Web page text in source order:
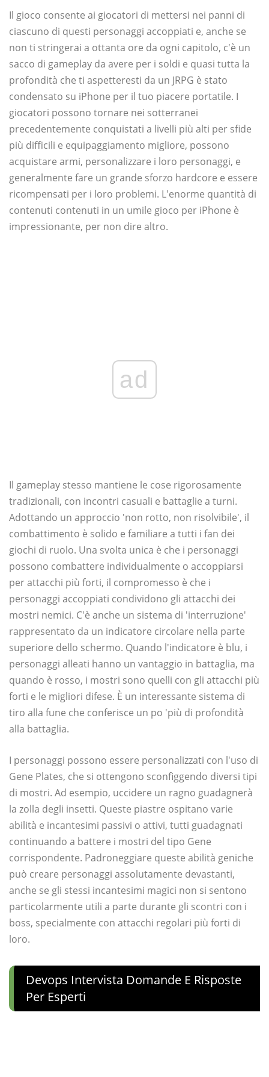
Il gioco consente ai giocatori di mettersi nei panni di
ciascuno di questi personaggi accoppiati e, anche se
non ti stringerai a ottanta ore da ogni capitolo, c'è un
sacco di gameplay da avere per i soldi e quasi tutta la
profondità che ti aspetteresti da un JRPG è stato
condensato su iPhone per il tuo piacere portatile. I
giocatori possono tornare nei sotterranei
precedentemente conquistati a livelli più alti per sfide
più difficili e equipaggiamento migliore, possono
acquistare armi, personalizzare i loro personaggi, e
generalmente fare un grande sforzo hardcore e essere
ricompensati per i loro problemi. L'enorme quantità di
contenuti contenuti in un umile gioco per iPhone è
impressionante, per non dire altro.
ad
Il gameplay stesso mantiene le cose rigorosamente
tradizionali, con incontri casuali e battaglie a turni.
Adottando un approccio 'non rotto, non risolvibile', il
combattimento è solido e familiare a tutti i fan dei
giochi di ruolo. Una svolta unica è che i personaggi
possono combattere individualmente o accoppiarsi
per attacchi più forti, il compromesso è che i
personaggi accoppiati condividono gli attacchi dei
mostri nemici. C'è anche un sistema di 'interruzione'
rappresentato da un indicatore circolare nella parte
superiore dello schermo. Quando l'indicatore è blu, i
personaggi alleati hanno un vantaggio in battaglia, ma
quando è rosso, i mostri sono quelli con gli attacchi più
forti e le migliori difese. È un interessante sistema di
tiro alla fune che conferisce un po 'più di profondità
alla battaglia.
I personaggi possono essere personalizzati con l'uso di
Gene Plates, che si ottengono sconfiggendo diversi tipi
di mostri. Ad esempio, uccidere un ragno guadagnerà
la zolla degli insetti. Queste piastre ospitano varie
abilità e incantesimi passivi o attivi, tutti guadagnati
continuando a battere i mostri del tipo Gene
corrispondente. Padroneggiare queste abilità geniche
può creare personaggi assolutamente devastanti,
anche se gli stessi incantesimi magici non si sentono
particolarmente utili a parte durante gli scontri con i
boss, specialmente con attacchi regolari più forti di
loro.
Devops Intervista Domande E Risposte
Per Esperti